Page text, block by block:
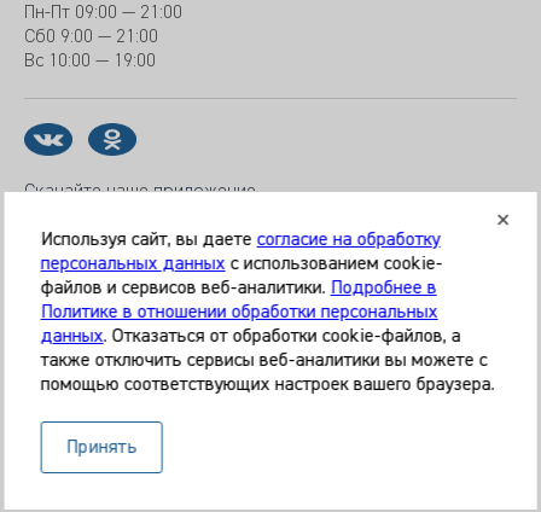
Пн-Пт 09:00 — 21:00
Сб0 9:00 — 21:00
Вс 10:00 — 19:00
Скачайте наше приложение
© 2026 Клиника «МЕДИКАЛ ОН ГРУП»
Все права защищены
Информация, представленная на сайте, является
постановки диагноза, назначения лечения. Необходима
очная консультация специалиста. Используя данный сайт,
вы даёте согласие на обработку ваших данных сервисом
Используя сайт, вы даете согласие на обработку
персональных данныхс использованием cookie-
файлов и сервисов веб-аналитики. Подробнее в
Политике в отношении обработки персональных
данных. Отказаться от обработки cookie-файлов, а
также отключить сервисы веб-аналитики вы можете с
помощью соответствующих настроек вашего браузера.
Принять